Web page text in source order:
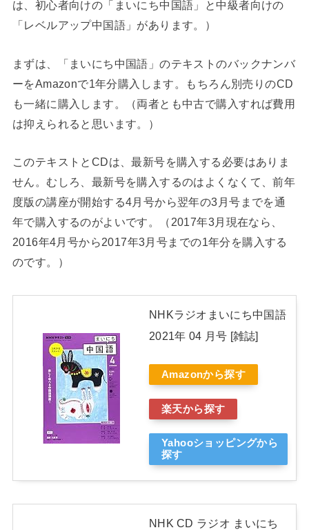
は、初心者向けの「まいにち中国語」と中級者向けの
「レベルアップ中国語」があります。）
まずは、「まいにち中国語」のテキストのバックナンバ
ーをAmazonで1年分購入します。もちろん別売りのCD
も一緒に購入します。（両者とも中古で購入すれば費用
は抑えられると思います。）
このテキストとCDは、最新号を購入する必要はありま
せん。むしろ、最新号を購入するのはよくなくて、前年
度版の講座が開始する4月号から翌年の3月号までを通
年で購入するのがよいです。（2017年3月現在なら、
2016年4月号から2017年3月号までの1年分を購入する
のです。）
NHKラジオまいにち中国語
2021年 04 月号 [雑誌]
Amazonから探す
楽天から探す
Yahooショッピングから
探す
NHK CD ラジオ まいにち